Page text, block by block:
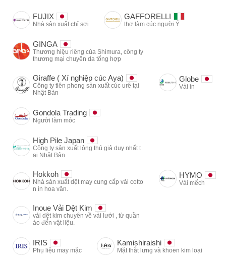
FUJIX
Nhà sản xuất chỉ sợi
GAFFORELLI
thợ làm cúc người Ý
GINGA
Thương hiệu riêng của Shimura, công ty
thương mại chuyên da tổng hợp
Giraffe ( Xí nghiệp cúc Aya)
Công ty tiên phong sản xuất cúc urê tại
Nhật Bản
Globe
Vải in
Gondola Trading
Người làm móc
High Pile Japan
Công ty sản xuất lông thú giả duy nhất t
ại Nhật Bản
Hokkoh
Nhà sản xuất dệt may cung cấp vải cotto
n in hoa văn.
HYMO
Vải mếch
Inoue Vải Dệt Kim
vải dệt kim chuyên về vải lưới , từ quần
áo đến vật liệu.
IRIS
Phụ liệu may mặc
Kamishiraishi
Mặt thắt lưng và khoen kim loại